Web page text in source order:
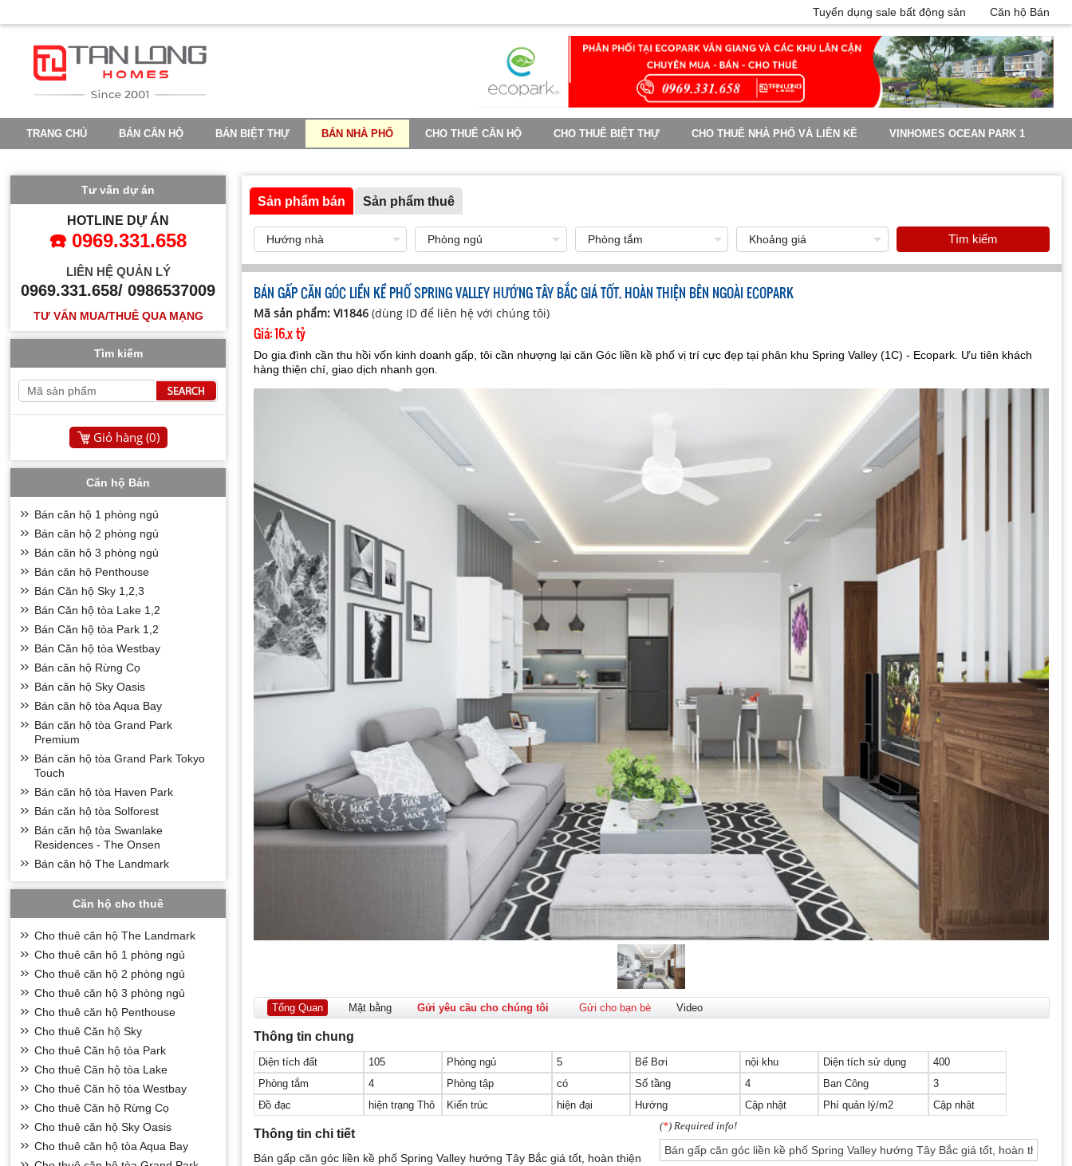
Tuyển dụng sale bất động sản Căn hộ Bán
TRANG CHỦ BÁN CĂN HỘ BÁN BIỆT THỰ BÁN NHÀ PHỐ CHO THUÊ CĂN HỘ CHO THUÊ BIỆT THỰ CHO THUÊ NHÀ PHỐ VÀ LIỀN KỀ VINHOMES OCEAN PARK 1
Sản phẩm bán Sản phẩm thuê
Tìm kiếm
BÁN GẤP CĂN GÓC LIỀN KỀ PHỐ SPRING VALLEY HƯỚNG TÂY BẮC GIÁ TỐT, HOÀN THIỆN BÊN NGOÀI ECOPARK
Mã sản phẩm: VI1846(dùng ID để liên hệ với chúng tôi)
Giá:16,x tỷ
Do gia đình cần thu hồi vốn kinh doanh gấp, tôi cần nhượng lại căn Góc liền kề phố vị trí cực đẹp tại phân khu Spring Valley (1C) - Ecopark. Ưu tiên khách
hàng thiện chí, giao dịch nhanh gọn.
Tổng Quan Mặt bằng Gửi yêu cầu cho chúng tôi Gửi cho bạn bè Video
Thông tin chung
Diện tích đất 105 Phòng ngủ 5 Bể Bơi nội khu Diện tích sử dụng
400
Phòng tắm
4 Phòng tập có Số tầng 4 Ban Công
3
Đồ đạc
hiện trạng Thô Kiến trúc hiện đại Hướng Cập nhật Phí quản lý/m2 Cập nhật
Thông tin chi tiết
Bán gấp căn góc liền kề phố Spring Valley hướng Tây Bắc giá tốt, hoàn thiện
(*) Required info!
Tư vấn dự án
HOTLINE DỰ ÁN
☎️ 0969.331.658
LIÊN HỆ QUẢN LÝ
0969.331.658/ 0986537009
TƯ VẤN MUA/THUÊ QUA MẠNG
Tìm kiếm
Giỏ hàng (0)
Căn hộ Bán
Bán căn hộ 1 phòng ngủ
Bán căn hộ 2 phòng ngủ
Bán căn hộ 3 phòng ngủ
Bán căn hộ Penthouse
Bán Căn hộ Sky 1,2,3
Bán Căn hộ tòa Lake 1,2
Bán Căn hộ tòa Park 1,2
Bán Căn hộ tòa Westbay
Bán căn hộ Rừng Cọ
Bán căn hộ Sky Oasis
Bán căn hộ tòa Aqua Bay
Bán căn hộ tòa Grand Park
Premium
Bán căn hộ tòa Grand Park Tokyo
Touch
Bán căn hộ tòa Haven Park
Bán căn hộ tòa Solforest
Bán căn hộ tòa Swanlake
Residences - The Onsen
Bán căn hộ The Landmark
Căn hộ cho thuê
Cho thuê căn hộ The Landmark
Cho thuê căn hộ 1 phòng ngủ
Cho thuê căn hộ 2 phòng ngủ
Cho thuê căn hộ 3 phòng ngủ
Cho thuê căn hộ Penthouse
Cho thuê Căn hộ Sky
Cho thuê Căn hộ tòa Park
Cho thuê Căn hộ tòa Lake
Cho thuê Căn hộ tòa Westbay
Cho thuê Căn hộ Rừng Cọ
Cho thuê căn hộ Sky Oasis
Cho thuê căn hộ tòa Aqua Bay